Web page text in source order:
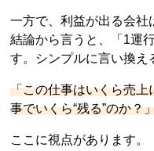
一方で、利益が出る会社
結論から言うと、「1運
す。シンプルに言い換え
「この仕事はいくら売上
事でいくら“残る”のか？
ここに視点があります。